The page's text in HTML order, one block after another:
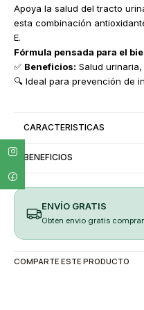
Apoya la salud del tracto
esta combinación
E.
Fórmula pensada para el
✅ Beneficios: Salud
🔍 Ideal para prevención de
CARACTERISTICAS
BENEFICIOS
ENVÍO GRATIS
Obten envio gratis
COMPARTE ESTE PRODUCTO